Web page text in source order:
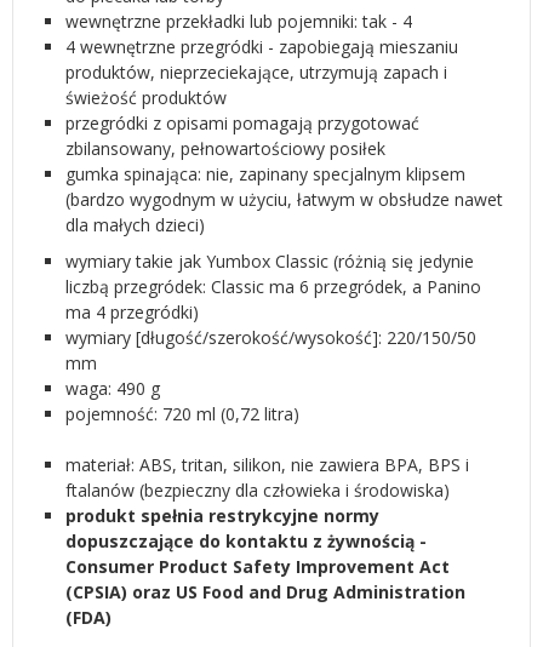
wewnętrzne przekładki lub pojemniki: tak - 4
4 wewnętrzne przegródki - zapobiegają mieszaniu
produktów, nieprzeciekające, utrzymują zapach i
świeżość produktów
przegródki z opisami pomagają przygotować
zbilansowany, pełnowartościowy posiłek
gumka spinająca: nie, zapinany specjalnym klipsem
(bardzo wygodnym w użyciu, łatwym w obsłudze nawet
dla małych dzieci)
wymiary takie jak Yumbox Classic (różnią się jedynie
liczbą przegródek: Classic ma 6 przegródek, a Panino
ma 4 przegródki)
wymiary [długość/szerokość/wysokość]: 220/150/50
mm
waga: 490 g
pojemność: 720 ml (0,72 litra)
materiał: ABS, tritan, silikon, nie zawiera BPA, BPS i
ftalanów (bezpieczny dla człowieka i środowiska)
produkt spełnia restrykcyjne normy
dopuszczające do kontaktu z żywnością -
Consumer Product Safety Improvement Act
(CPSIA) oraz US Food and Drug Administration
(FDA)